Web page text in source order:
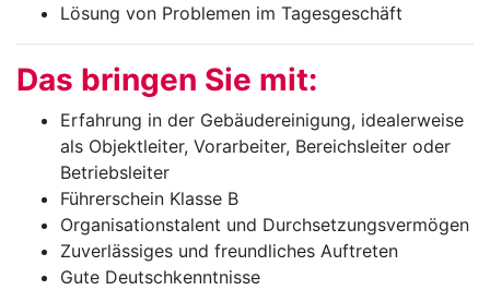
Lösung von Problemen im Tagesgeschäft
Das bringen Sie mit:
Erfahrung in der Gebäudereinigung, idealerweise
als Objektleiter, Vorarbeiter, Bereichsleiter oder
Betriebsleiter
Führerschein Klasse B
Organisationstalent und Durchsetzungsvermögen
Zuverlässiges und freundliches Auftreten
Gute Deutschkenntnisse